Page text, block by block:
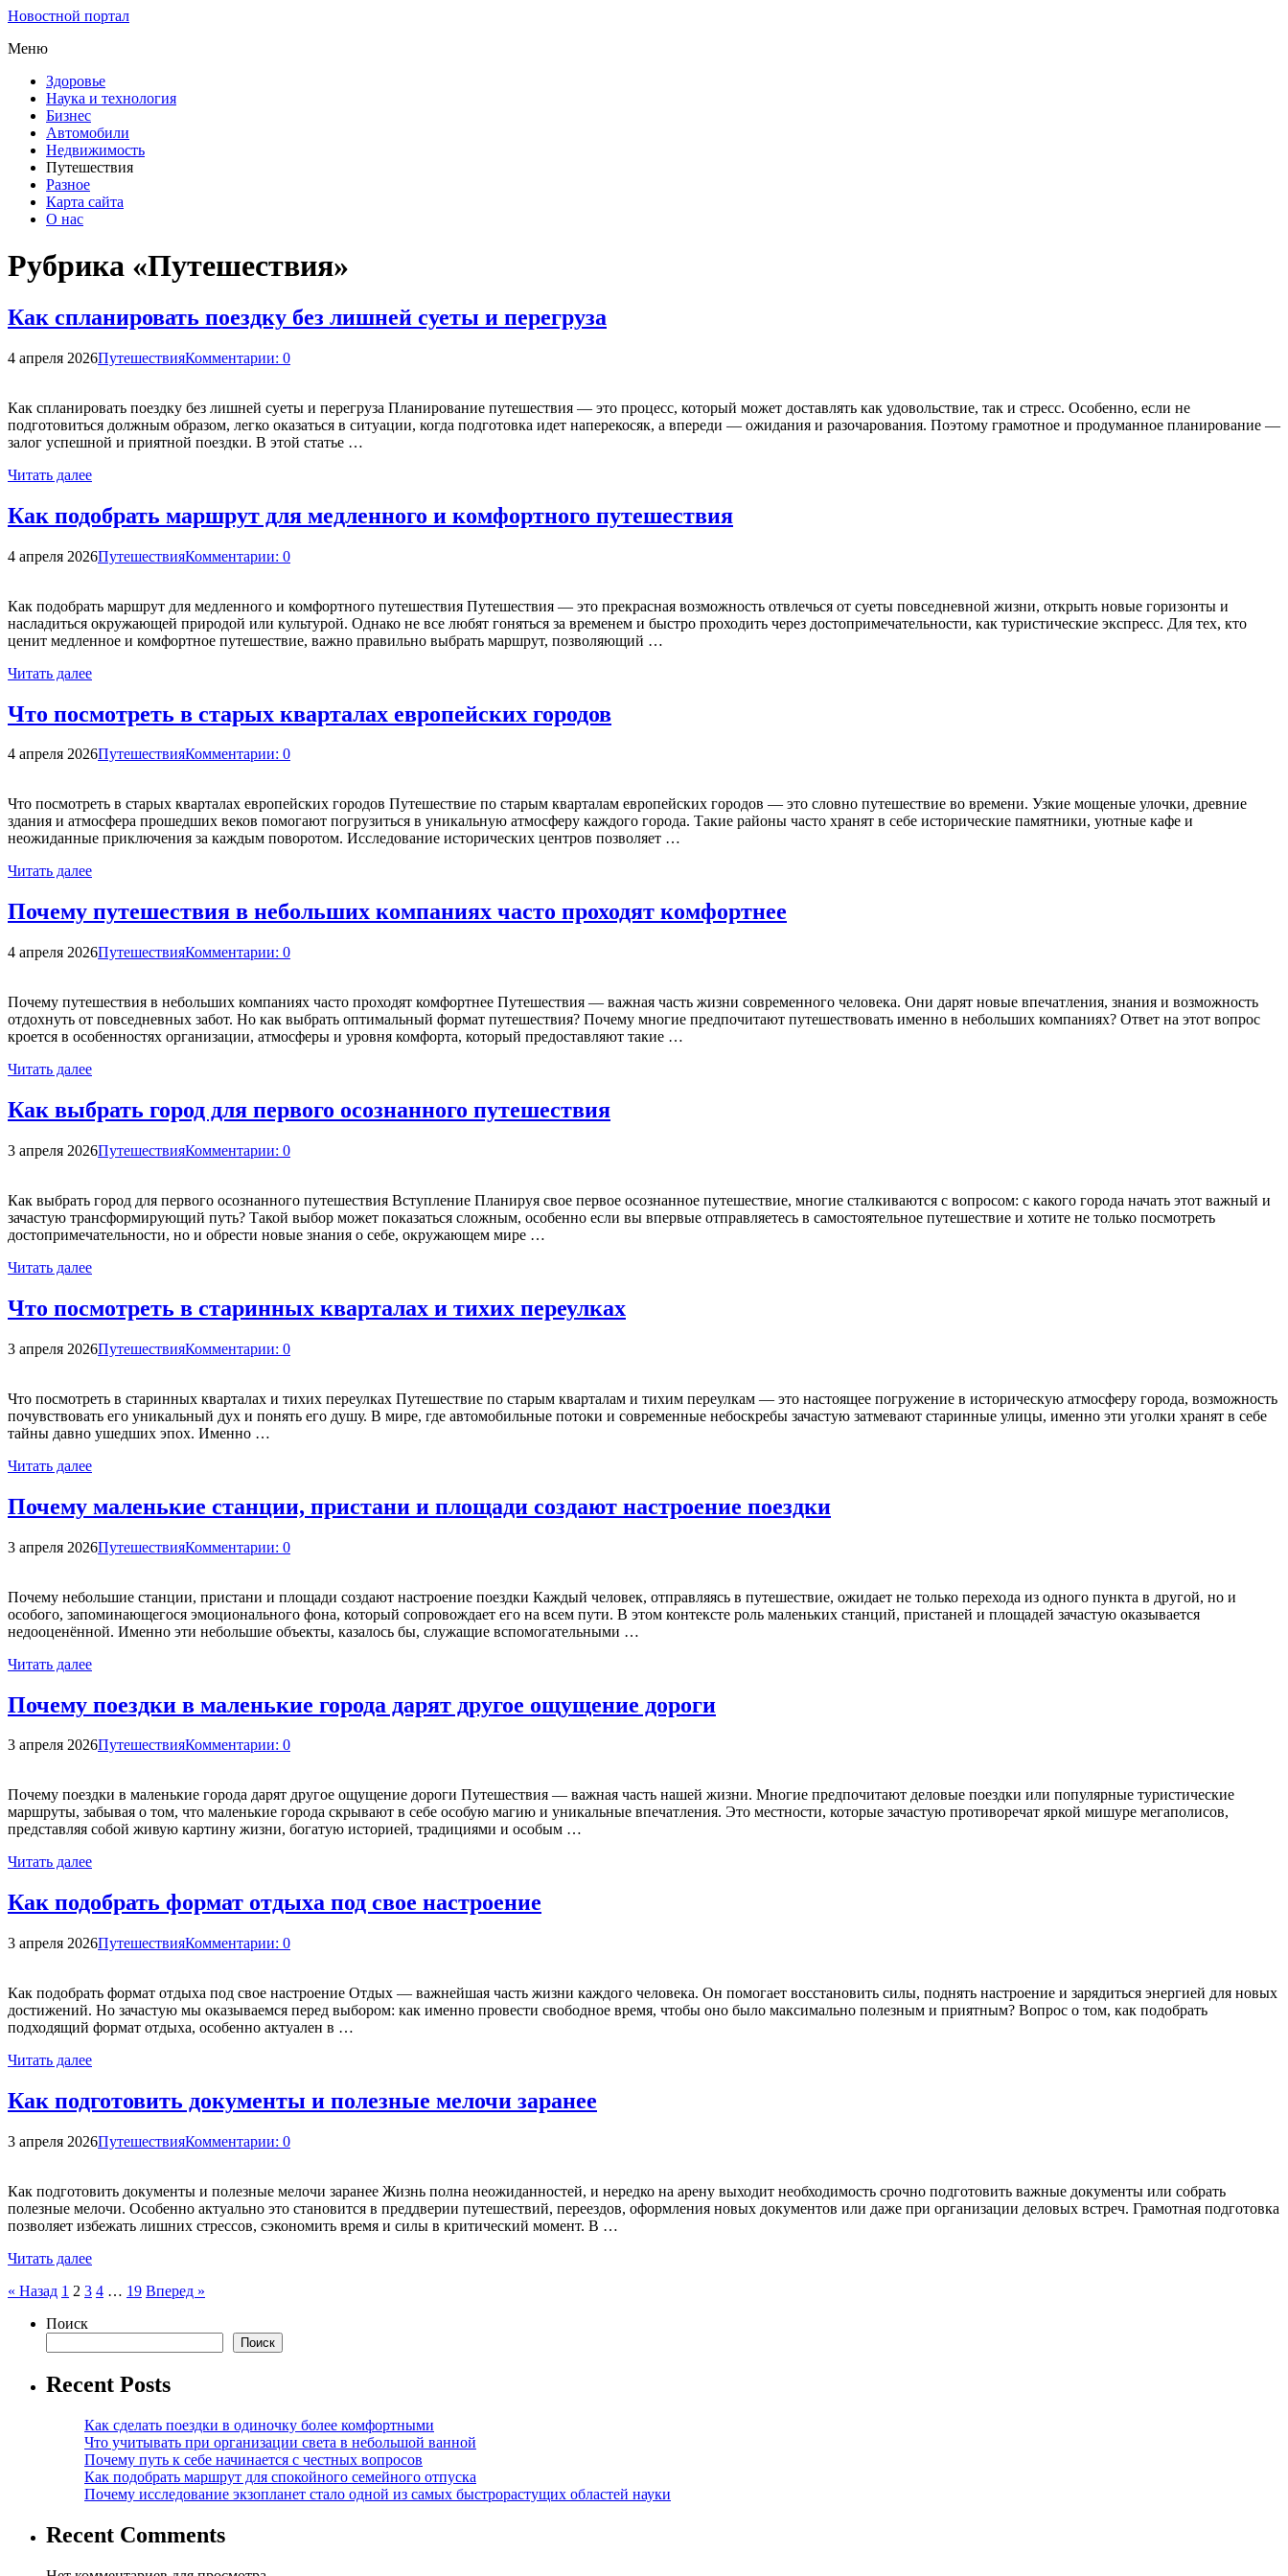
Новостной портал
Меню
Здоровье
Наука и технология
Бизнес
Автомобили
Недвижимость
Путешествия
Разное
Карта сайта
О нас
Рубрика «Путешествия»
Как спланировать поездку без лишней суеты и перегруза
4 апреля 2026ПутешествияКомментарии: 0
Как спланировать поездку без лишней суеты и перегруза Планирование путешествия — это процесс, который может доставлять как удовольствие, так и стресс. Особенно, если не
подготовиться должным образом, легко оказаться в ситуации, когда подготовка идет наперекосяк, а впереди — ожидания и разочарования. Поэтому грамотное и продуманное планирование —
залог успешной и приятной поездки. В этой статье …
Читать далее
Как подобрать маршрут для медленного и комфортного путешествия
4 апреля 2026ПутешествияКомментарии: 0
Как подобрать маршрут для медленного и комфортного путешествия Путешествия — это прекрасная возможность отвлечься от суеты повседневной жизни, открыть новые горизонты и
насладиться окружающей природой или культурой. Однако не все любят гоняться за временем и быстро проходить через достопримечательности, как туристические экспресс. Для тех, кто
ценит медленное и комфортное путешествие, важно правильно выбрать маршрут, позволяющий …
Читать далее
Что посмотреть в старых кварталах европейских городов
4 апреля 2026ПутешествияКомментарии: 0
Что посмотреть в старых кварталах европейских городов Путешествие по старым кварталам европейских городов — это словно путешествие во времени. Узкие мощеные улочки, древние
здания и атмосфера прошедших веков помогают погрузиться в уникальную атмосферу каждого города. Такие районы часто хранят в себе исторические памятники, уютные кафе и
неожиданные приключения за каждым поворотом. Исследование исторических центров позволяет …
Читать далее
Почему путешествия в небольших компаниях часто проходят комфортнее
4 апреля 2026ПутешествияКомментарии: 0
Почему путешествия в небольших компаниях часто проходят комфортнее Путешествия — важная часть жизни современного человека. Они дарят новые впечатления, знания и возможность
отдохнуть от повседневных забот. Но как выбрать оптимальный формат путешествия? Почему многие предпочитают путешествовать именно в небольших компаниях? Ответ на этот вопрос
кроется в особенностях организации, атмосферы и уровня комфорта, который предоставляют такие …
Читать далее
Как выбрать город для первого осознанного путешествия
3 апреля 2026ПутешествияКомментарии: 0
Как выбрать город для первого осознанного путешествия Вступление Планируя свое первое осознанное путешествие, многие сталкиваются с вопросом: с какого города начать этот важный и
зачастую трансформирующий путь? Такой выбор может показаться сложным, особенно если вы впервые отправляетесь в самостоятельное путешествие и хотите не только посмотреть
достопримечательности, но и обрести новые знания о себе, окружающем мире …
Читать далее
Что посмотреть в старинных кварталах и тихих переулках
3 апреля 2026ПутешествияКомментарии: 0
Что посмотреть в старинных кварталах и тихих переулках Путешествие по старым кварталам и тихим переулкам — это настоящее погружение в историческую атмосферу города, возможность
почувствовать его уникальный дух и понять его душу. В мире, где автомобильные потоки и современные небоскребы зачастую затмевают старинные улицы, именно эти уголки хранят в себе
тайны давно ушедших эпох. Именно …
Читать далее
Почему маленькие станции, пристани и площади создают настроение поездки
3 апреля 2026ПутешествияКомментарии: 0
Почему небольшие станции, пристани и площади создают настроение поездки Каждый человек, отправляясь в путешествие, ожидает не только перехода из одного пункта в другой, но и
особого, запоминающегося эмоционального фона, который сопровождает его на всем пути. В этом контексте роль маленьких станций, пристаней и площадей зачастую оказывается
недооценённой. Именно эти небольшие объекты, казалось бы, служащие вспомогательными …
Читать далее
Почему поездки в маленькие города дарят другое ощущение дороги
3 апреля 2026ПутешествияКомментарии: 0
Почему поездки в маленькие города дарят другое ощущение дороги Путешествия — важная часть нашей жизни. Многие предпочитают деловые поездки или популярные туристические
маршруты, забывая о том, что маленькие города скрывают в себе особую магию и уникальные впечатления. Это местности, которые зачастую противоречат яркой мишуре мегаполисов,
представляя собой живую картину жизни, богатую историей, традициями и особым …
Читать далее
Как подобрать формат отдыха под свое настроение
3 апреля 2026ПутешествияКомментарии: 0
Как подобрать формат отдыха под свое настроение Отдых — важнейшая часть жизни каждого человека. Он помогает восстановить силы, поднять настроение и зарядиться энергией для новых
достижений. Но зачастую мы оказываемся перед выбором: как именно провести свободное время, чтобы оно было максимально полезным и приятным? Вопрос о том, как подобрать
подходящий формат отдыха, особенно актуален в …
Читать далее
Как подготовить документы и полезные мелочи заранее
3 апреля 2026ПутешествияКомментарии: 0
Как подготовить документы и полезные мелочи заранее Жизнь полна неожиданностей, и нередко на арену выходит необходимость срочно подготовить важные документы или собрать
полезные мелочи. Особенно актуально это становится в преддверии путешествий, переездов, оформления новых документов или даже при организации деловых встреч. Грамотная подготовка
позволяет избежать лишних стрессов, сэкономить время и силы в критический момент. В …
Читать далее
Пагинация
записей
« Назад 1 2 3 4 … 19 Вперед »
Поиск
Поиск
Recent Posts
Как сделать поездки в одиночку более комфортными
Что учитывать при организации света в небольшой ванной
Почему путь к себе начинается с честных вопросов
Как подобрать маршрут для спокойного семейного отпуска
Почему исследование экзопланет стало одной из самых быстрорастущих областей науки
Recent Comments